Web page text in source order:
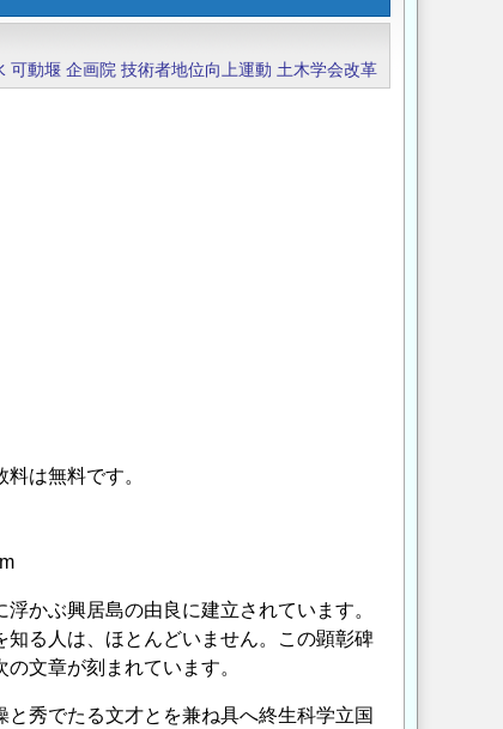
可動堰 企画院 技術者地位向上運動 土木学会改革
は無料です。
かぶ興居島の由良に建立されています。
る人は、ほとんどいません。この顕彰碑
文章が刻まれています。
秀でたる文才とを兼ね具へ終生科学立国